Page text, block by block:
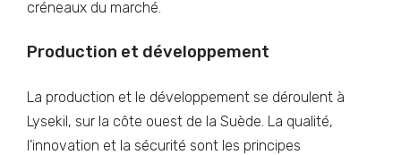
créneaux du marché.
Production et développement
La production et le développement se déroulent à
Lysekil, sur la côte ouest de la Suède. La qualité,
l’innovation et la sécurité sont les principes